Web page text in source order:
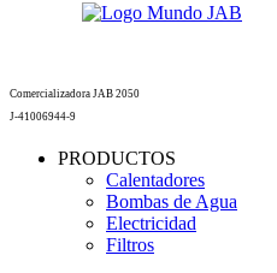
Comercializadora JAB 2050
J-41006944-9
PRODUCTOS
Calentadores
Bombas de Agua
Electricidad
Filtros